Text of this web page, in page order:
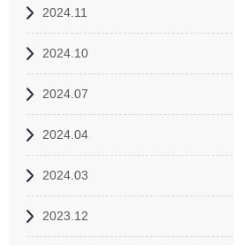
2024.11
2024.10
2024.07
2024.04
2024.03
2023.12